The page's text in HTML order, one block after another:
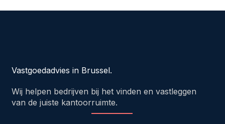
Vastgoedadvies in Brussel.
Wij helpen bedrijven bij het vinden en vastleggen
van de juiste kantoorruimte.